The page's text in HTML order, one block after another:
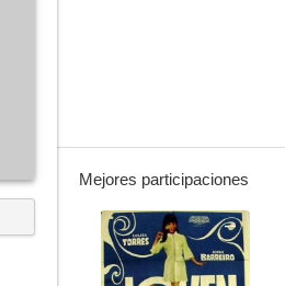
Mejores participaciones
--